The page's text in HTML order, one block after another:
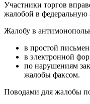
Участники торгов
жалобой в
Жалобу в
в простой
в электронной
по нарушениям
жалобы факсом.
Поводами для жалобы